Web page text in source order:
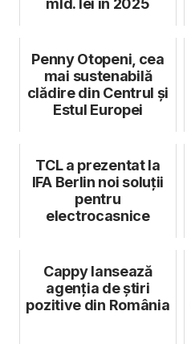
mld. lei în 2025
Penny Otopeni, cea
mai sustenabilă
clădire din Centrul și
Estul Europei
TCL a prezentat la
IFA Berlin noi soluții
pentru
electrocasnice
Cappy lansează
agenția de știri
pozitive din România